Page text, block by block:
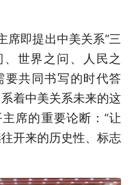
席即提出中美关系“三
、世界之问、人民之
要共同书写的时代答
着中美关系未来的这
席的重要论断：“让
开来的历史性、标志